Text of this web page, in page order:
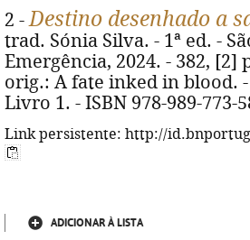
2 -Destino desenhado a
trad. Sónia Silva. - 1ª ed. -
Emergência, 2024. - 382, [2]
orig.: A fate inked in blood.
Livro 1. - ISBN 978-989-773-
Link persistente: http://
ADICIONAR À LISTA